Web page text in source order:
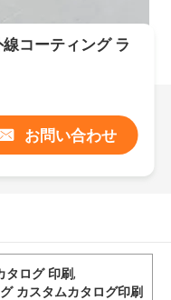
コーティング ラ
お問い合わせ
タログ 印刷,
カスタムカタログ印刷